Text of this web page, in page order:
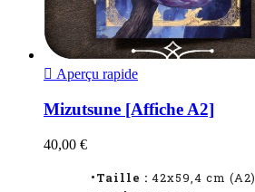
 Aperçu rapide
Mizutsune [Affiche A2]
40,00 €
•Taille : 42x59,4 cm (A2)